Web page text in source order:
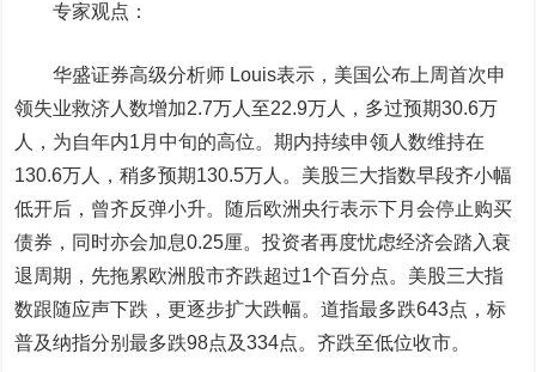
专家观点：
华盛证券高级分析师 Louis表示，美国公布上周首次申
领失业救济人数增加2.7万人至22.9万人，多过预期30.6万
人，为自年内1月中旬的高位。期内持续申领人数维持在
130.6万人，稍多预期130.5万人。美股三大指数早段齐小幅
低开后，曾齐反弹小升。随后欧洲央行表示下月会停止购买
债券，同时亦会加息0.25厘。投资者再度忧虑经济会踏入衰
退周期，先拖累欧洲股市齐跌超过1个百分点。美股三大指
数跟随应声下跌，更逐步扩大跌幅。道指最多跌643点，标
普及纳指分别最多跌98点及334点。齐跌至低位收市。